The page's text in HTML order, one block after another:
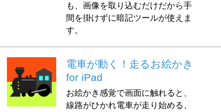
も、画像を取り込むだけだから手
間を掛けずに暗記ツールが使えま
す。
電車が動く！走るお絵かき
for iPad
お絵かき感覚で画面に触れると、
線路がひかれ電車が走り始める、